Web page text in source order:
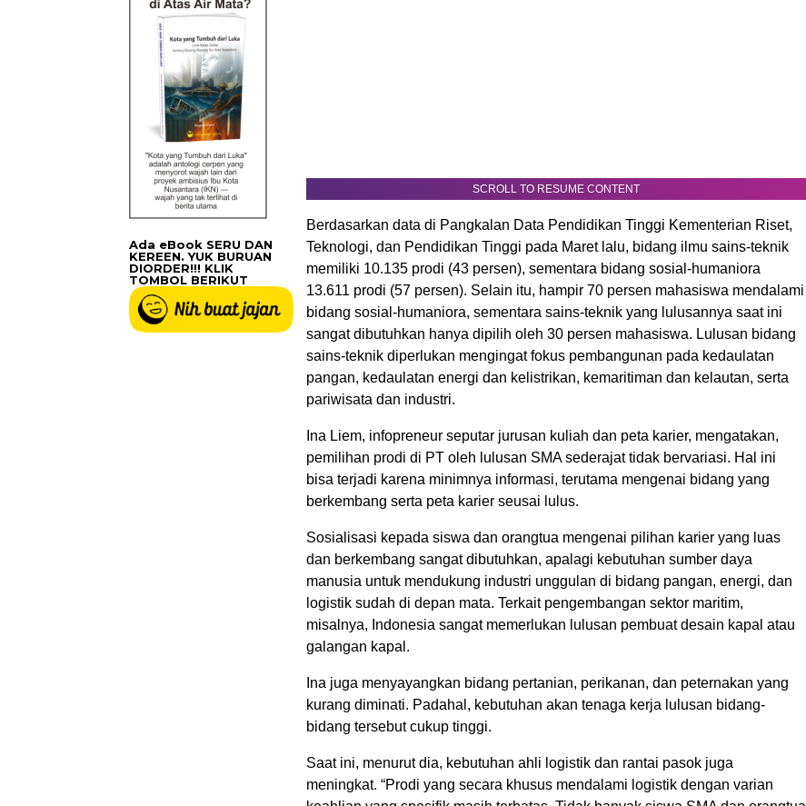
SCROLL TO RESUME CONTENT
Berdasarkan data di Pangkalan Data Pendidikan Tinggi Kementerian Riset,
Teknologi, dan Pendidikan Tinggi pada Maret lalu, bidang ilmu sains-teknik
memiliki 10.135 prodi (43 persen), sementara bidang sosial-humaniora
13.611 prodi (57 persen). Selain itu, hampir 70 persen mahasiswa mendalami
bidang sosial-humaniora, sementara sains-teknik yang lulusannya saat ini
sangat dibutuhkan hanya dipilih oleh 30 persen mahasiswa. Lulusan bidang
sains-teknik diperlukan mengingat fokus pembangunan pada kedaulatan
pangan, kedaulatan energi dan kelistrikan, kemaritiman dan kelautan, serta
pariwisata dan industri.
Ina Liem, infopreneur seputar jurusan kuliah dan peta karier, mengatakan,
pemilihan prodi di PT oleh lulusan SMA sederajat tidak bervariasi. Hal ini
bisa terjadi karena minimnya informasi, terutama mengenai bidang yang
berkembang serta peta karier seusai lulus.
Sosialisasi kepada siswa dan orangtua mengenai pilihan karier yang luas
dan berkembang sangat dibutuhkan, apalagi kebutuhan sumber daya
manusia untuk mendukung industri unggulan di bidang pangan, energi, dan
logistik sudah di depan mata. Terkait pengembangan sektor maritim,
misalnya, Indonesia sangat memerlukan lulusan pembuat desain kapal atau
galangan kapal.
Ina juga menyayangkan bidang pertanian, perikanan, dan peternakan yang
kurang diminati. Padahal, kebutuhan akan tenaga kerja lulusan bidang-
bidang tersebut cukup tinggi.
Saat ini, menurut dia, kebutuhan ahli logistik dan rantai pasok juga
meningkat. “Prodi yang secara khusus mendalami logistik dengan varian
Ada eBook SERU DAN
KEREEN. YUK BURUAN
DIORDER!!! KLIK
TOMBOL BERIKUT